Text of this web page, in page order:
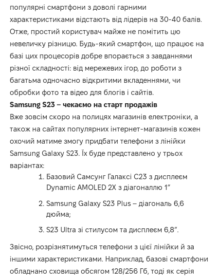
популярні смартфони з доволі гарними
характеристиками відстають від лідерів на 30-40 балів.
Отже, простий користувач майже не помітить цю
невеличку різницю. Будь-який смартфон, що працює на
базі цих процесорів добре впорається з завданнями
різної складності: від мережевих ігор, до роботи з
багатьма одночасно відкритими вкладеннями, чи
обробки фото та відео для блогів і сайтів.
Samsung S23 – чекаємо на старт продажів
Вже зовсім скоро на полицях магазинів електроніки, а
також на сайтах популярних інтернет-магазинів кожен
охочий матиме змогу придбати телефони з лінійки
Samsung Galaxy S23. Їх буде представлено у трьох
варіантах:
Базовий Самсунг Галаксі С23 з дисплеєм
Dynamic AMOLED 2X з діагоналлю 1”
Samsung Galaxy S23 Plus – діагональ 6,6
дюйма;
S23 Ultra зі стилусом та дисплеєм 6,8”.
Звісно, розрізнятимуться телефони з цієї лінійки й за
іншими характеристиками. Наприклад, базові смартфони
обладнано сховища обсягом 128/256 Гб, тоді як серія